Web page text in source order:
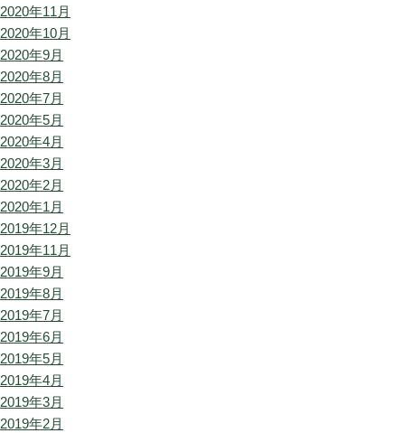
2020年11月
2020年10月
2020年9月
2020年8月
2020年7月
2020年5月
2020年4月
2020年3月
2020年2月
2020年1月
2019年12月
2019年11月
2019年9月
2019年8月
2019年7月
2019年6月
2019年5月
2019年4月
2019年3月
2019年2月